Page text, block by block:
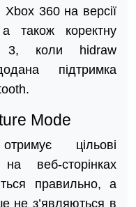
Xbox 360 на версії
також коректну
3, коли hidraw
підтримка
Mode
цільові
веб-сторінках
правильно, а
не з’являються в